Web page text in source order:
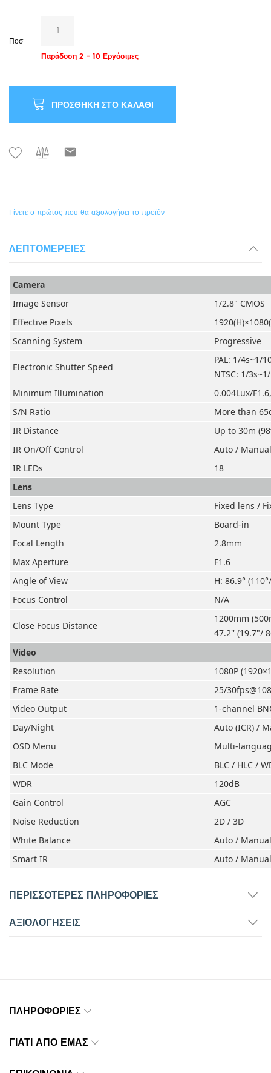
Ποσ
Παράδοση 2 - 10 Εργάσιμες
ΠΡΟΣΘΉΚΗ ΣΤΟ ΚΑΛΆΘΙ
Γίνετε ο πρώτος που θα αξιολογήσει το προϊόν
ΛΕΠΤΟΜΈΡΕΙΕΣ
Camera
Image Sensor
1/2.8" CMOS
Effective Pixels
Scanning System
Progressive
Electronic Shutter Speed
PAL: 1/4s~1/
NTSC: 1/
Minimum Illumination
0.004Lux/
S/N Ratio
More than
IR Distance
Up to 30m
IR On/Off Control
Auto / Manual
IR LEDs
18
Lens
Lens Type
Fixed lens /
Mount Type
Board-in
Focal Length
2.8mm
Max Aperture
F1.6
Angle of View
H: 86.9°
Focus Control
N/A
Close Focus Distance
1200mm
47.2'' (19.7"/
Video
Resolution
1080P
Frame Rate
25/
Video Output
1-channel
Day/Night
Auto (ICR) /
OSD Menu
Multi-
BLC Mode
BLC / HLC /
WDR
120dB
Gain Control
AGC
Noise Reduction
2D / 3D
White Balance
Auto / Manual
Smart IR
Auto / Manual
ΠΕΡΙΣΣΌΤΕΡΕΣ ΠΛΗΡΟΦΟΡΊΕΣ
ΑΞΙΟΛΟΓΉΣΕΙΣ
ΠΛΗΡΟΦΟΡΊΕΣ
ΓΙΑΤΊ ΑΠΌ ΕΜΆΣ